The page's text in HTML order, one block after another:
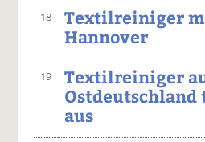
18
Textilreiniger
Hannover
19
Textilreiniger
Ostdeutschland
aus